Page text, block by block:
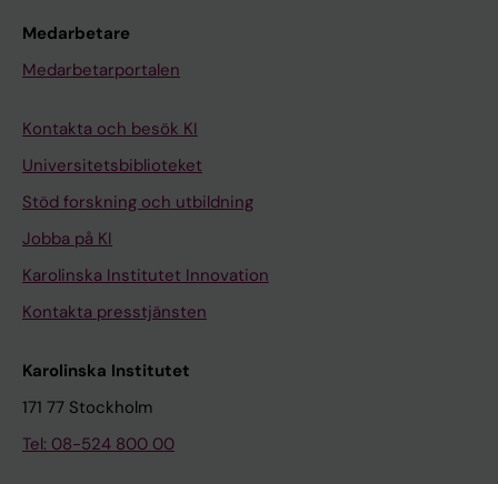
Medarbetare
Medarbetarportalen
Kontakta och besök KI
Universitetsbiblioteket
Stöd forskning och utbildning
Jobba på KI
Karolinska Institutet Innovation
Kontakta presstjänsten
Karolinska Institutet
171 77 Stockholm
Tel: 08-524 800 00